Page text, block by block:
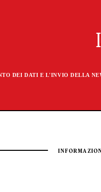
DEI DATI E L'INVIO DELLA